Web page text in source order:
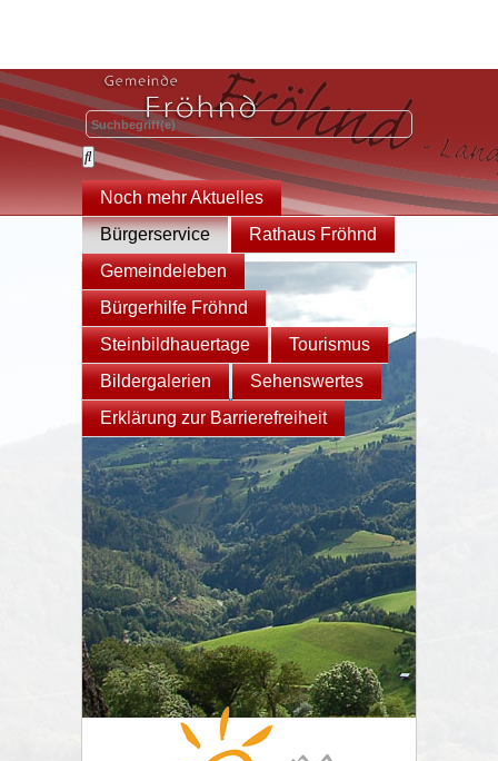
Noch mehr Aktuelles
Bürgerservice
Rathaus Fröhnd
Gemeindeleben
Bürgerhilfe Fröhnd
Steinbildhauertage
Tourismus
Bildergalerien
Sehenswertes
Erklärung zur Barrierefreiheit